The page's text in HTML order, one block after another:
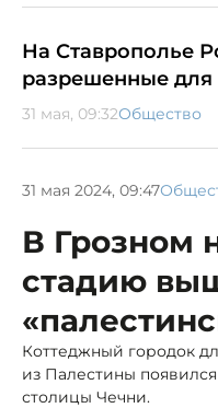
На Ставрополье
разрешенные
31 мая, 09:32Общество
31 мая 2024, 09:47
В Грозном
стадию
Коттеджный городок
из Палестины
столицы Чечни.